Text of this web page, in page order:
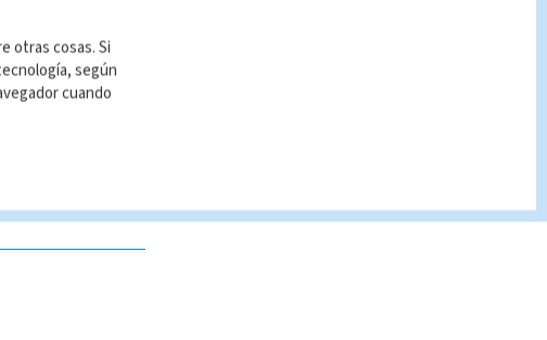
no
otras cosas. Si
según
cuando